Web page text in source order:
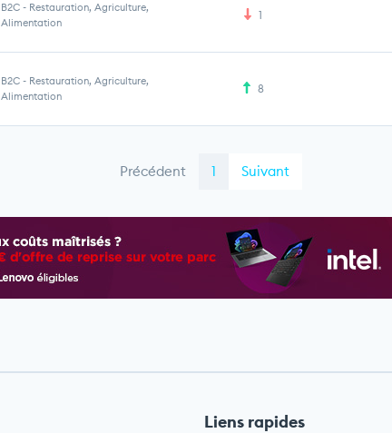
B2C - Restauration, Agriculture,
Alimentation
1
B2C - Restauration, Agriculture,
Alimentation
8
Précédent 1 Suivant
Liens rapides